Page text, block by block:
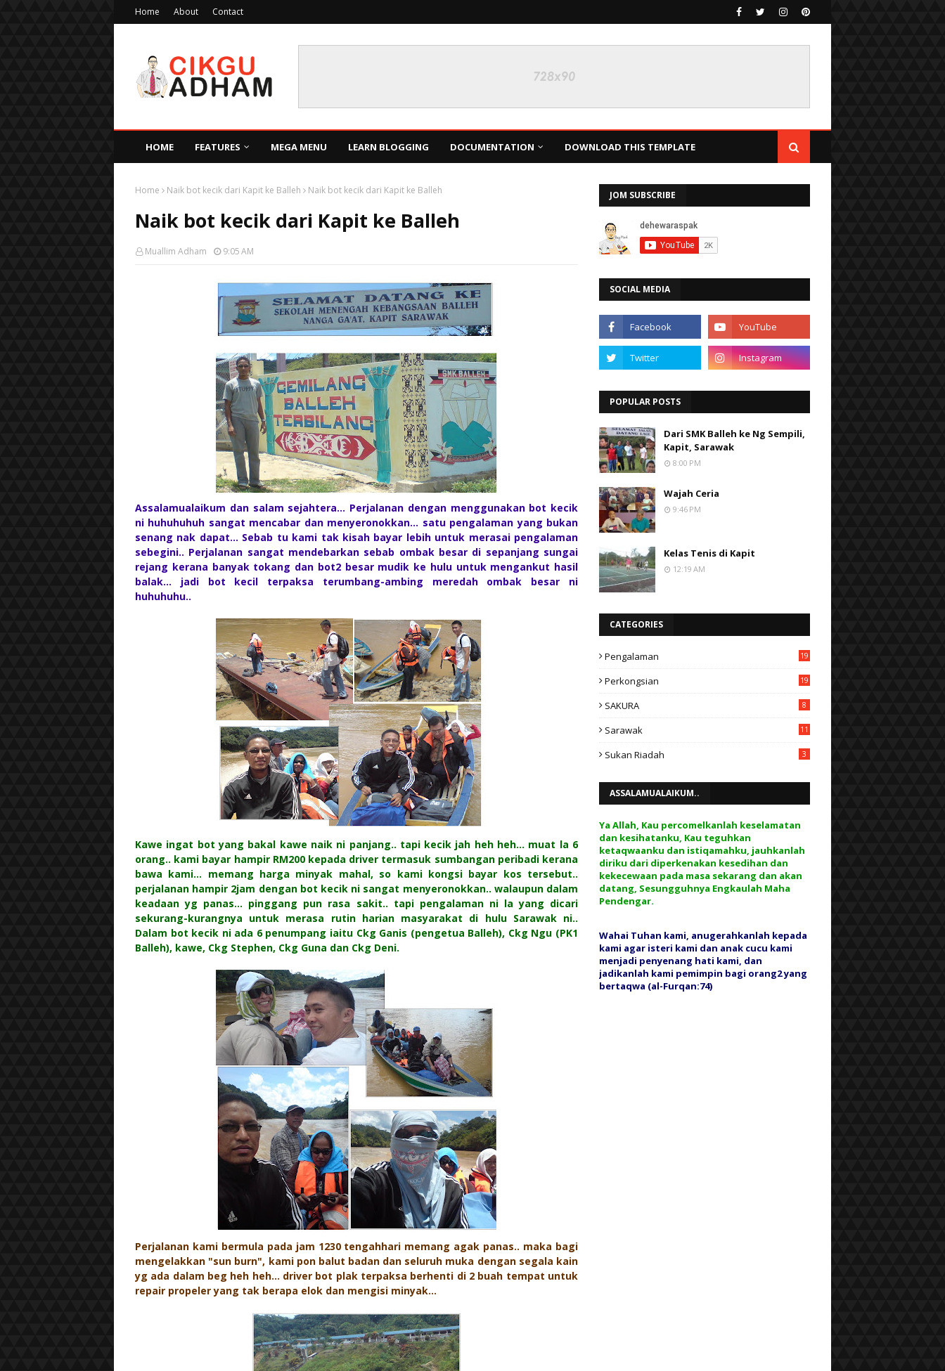
Home About Contact
HOME FEATURES MEGA MENU LEARN BLOGGING DOCUMENTATION DOWNLOAD THIS TEMPLATE
Home Naik bot kecik dari Kapit ke Balleh Naik bot kecik dari Kapit ke Balleh
Naik bot kecik dari Kapit ke Balleh
Muallim Adham 9:05 AM
Assalamualaikum dan salam sejahtera... Perjalanan dengan menggunakan bot kecik
ni huhuhuhuh sangat mencabar dan menyeronokkan... satu pengalaman yang bukan
senang nak dapat... Sebab tu kami tak kisah bayar lebih untuk merasai pengalaman
sebegini.. Perjalanan sangat mendebarkan sebab ombak besar di sepanjang sungai
rejang kerana banyak tokang dan bot2 besar mudik ke hulu untuk mengankut hasil
balak... jadi bot kecil terpaksa terumbang-ambing meredah ombak besar ni
huhuhuhu..
Kawe ingat bot yang bakal kawe naik ni panjang.. tapi kecik jah heh heh... muat la 6
orang.. kami bayar hampir RM200 kepada driver termasuk sumbangan peribadi kerana
bawa kami... memang harga minyak mahal, so kami kongsi bayar kos tersebut..
perjalanan hampir 2jam dengan bot kecik ni sangat menyeronokkan.. walaupun dalam
keadaan yg panas... pinggang pun rasa sakit.. tapi pengalaman ni la yang dicari
sekurang-kurangnya untuk merasa rutin harian masyarakat di hulu Sarawak ni..
Dalam bot kecik ni ada 6 penumpang iaitu Ckg Ganis (pengetua Balleh), Ckg Ngu (PK1
Balleh), kawe, Ckg Stephen, Ckg Guna dan Ckg Deni.
Perjalanan kami bermula pada jam 1230 tengahhari memang agak panas.. maka bagi
mengelakkan "sun burn", kami pon balut badan dan seluruh muka dengan segala kain
yg ada dalam beg heh heh... driver bot plak terpaksa berhenti di 2 buah tempat untuk
repair propeler yang tak berapa elok dan mengisi minyak...
JOM SUBSCRIBE
SOCIAL MEDIA
POPULAR POSTS
Dari SMK Balleh ke Ng Sempili,
Kapit, Sarawak
8:00 PM
Wajah Ceria
9:46 PM
Kelas Tenis di Kapit
12:19 AM
CATEGORIES
Pengalaman 19
Perkongsian 19
SAKURA 8
Sarawak 11
Sukan Riadah 3
ASSALAMUALAIKUM..
Ya Allah, Kau percomelkanlah keselamatan
dan kesihatanku, Kau teguhkan
ketaqwaanku dan istiqamahku, jauhkanlah
diriku dari diperkenakan kesedihan dan
kekecewaan pada masa sekarang dan akan
datang, Sesungguhnya Engkaulah Maha
Pendengar.
Wahai Tuhan kami, anugerahkanlah kepada
kami agar isteri kami dan anak cucu kami
menjadi penyenang hati kami, dan
jadikanlah kami pemimpin bagi orang2 yang
bertaqwa (al-Furqan:74)